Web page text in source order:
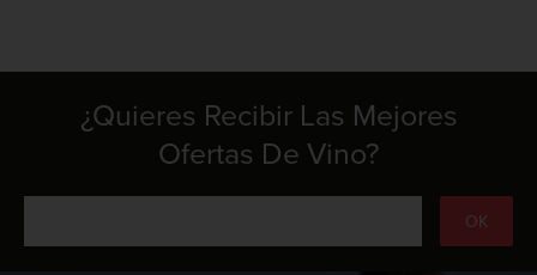
¿Quieres Recibir Las Mejores
Ofertas De Vino?